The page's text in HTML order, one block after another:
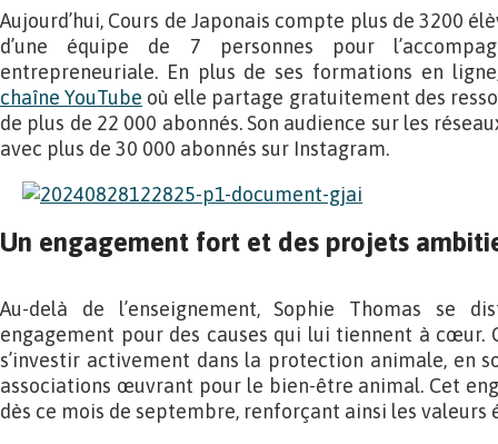
Aujourd’hui, Cours de Japonais compte plus de 3200
d’une équipe de 7 personnes pour
entrepreneuriale. En plus de ses formations en
chaîne YouTube où elle partage gratuitement des
de plus de 22 000 abonnés. Son audience sur les
avec plus de 30 000 abonnés sur Instagram.
Un engagement fort et des projets
Au-delà de l’enseignement, Sophie Thomas se
engagement pour des causes qui lui tiennent à cœur.
s’investir activement dans la protection animale, en
associations œuvrant pour le bien-être animal. Cet
dès ce mois de septembre, renforçant ainsi les valeurs